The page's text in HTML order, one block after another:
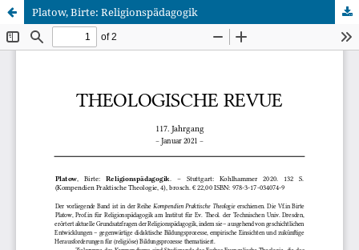
Platow, Birte: Religionspädagogik